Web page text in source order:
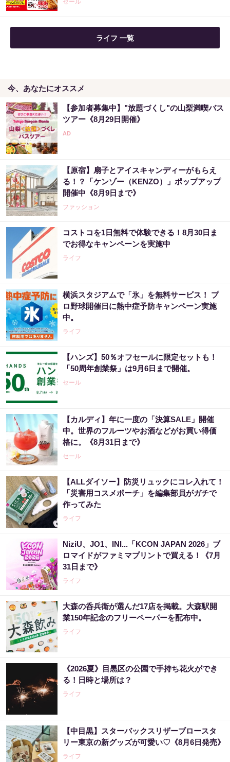
セール
ライフ 一覧
今、あなたにオススメ
【参加者募集中】"放題づくし"の山梨満喫バス
ツアー《8月29日開催》
【原宿】扇子とアイスキャンディーがもらえ
る！？「ケンゾー（KENZO）」ポップアップ
開催中《8月9日まで》
ファッション
コストコを1日無料で体験できる！8月30日ま
でお得なキャンペーンを実施中
ライフ
横浜スタジアムで「氷」を無料サービス！ プ
ロ野球開催日に熱中症予防キャンペーン実施
中。
ライフ
【ハンズ】50％オフセールに限定セットも！
「50周年創業祭」は9月6日まで開催。
セール
【カルディ】年に一度の「決算SALE」開催
中。世界のフルーツやお酒などがお買い得価
格に。《8月31日まで》
セール
【ALLダイソー】防災リュックにコレ入れて！
「災害用コスメポーチ」を編集部員がガチで
作ってみた
ライフ
NiziU、JO1、INI...「KCON JAPAN 2026」ブ
ロマイドがファミマプリントで買える！《7月
31日まで》
ライフ
大森の呑兵衛が選んだ17店を掲載。大森駅開
業150年記念のフリーペーパーを配布中。
ライフ
《2026夏》目黒区の公園で手持ち花火ができ
る！日時と場所は？
ライフ
【中目黒】スターバックスリザーブロースタ
リー東京の新グッズが可愛い♡《8月6日発売》
ライフ